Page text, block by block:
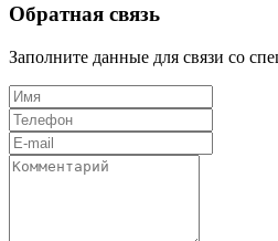
Обратная связь
Заполните данные для связи со